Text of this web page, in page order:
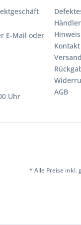
E-Mail oder
Uhr
Kontakt
AGB
* Alle Preise inkl.